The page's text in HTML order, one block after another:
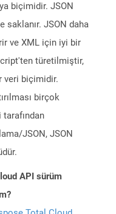
biçimidir. JSON
saklanır. JSON daha
ve XML için iyi bir
türetilmiştir,
veri biçimidir.
birçok
JSON, JSON
API sürüm